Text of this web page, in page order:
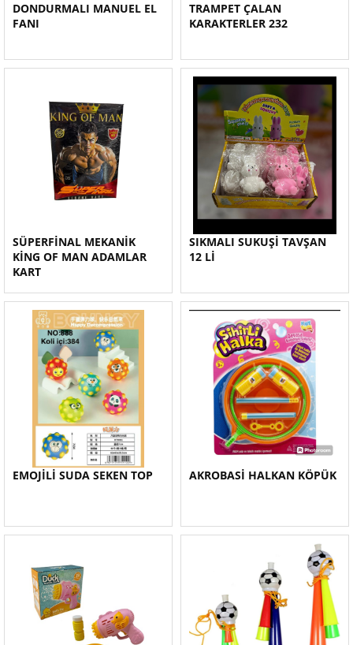
DONDURMALI MANUEL EL
FANI
TRAMPET ÇALAN
KARAKTERLER 232
SÜPERFİNAL MEKANİK
KİNG OF MAN ADAMLAR
KART
SIKMALI SUKUŞİ TAVŞAN
12 Lİ
EMOJİLİ SUDA SEKEN TOP AKROBASİ HALKAN KÖPÜK